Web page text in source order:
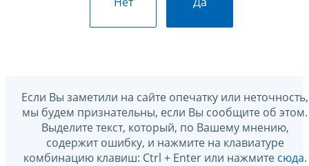
Если Вы заметили на сайте опечатку или неточность,
мы будем признательны, если Вы сообщите об этом.
Выделите текст, который, по Вашему мнению,
содержит ошибку, и нажмите на клавиатуре
комбинацию клавиш: Ctrl + Enter или нажмите сюда.